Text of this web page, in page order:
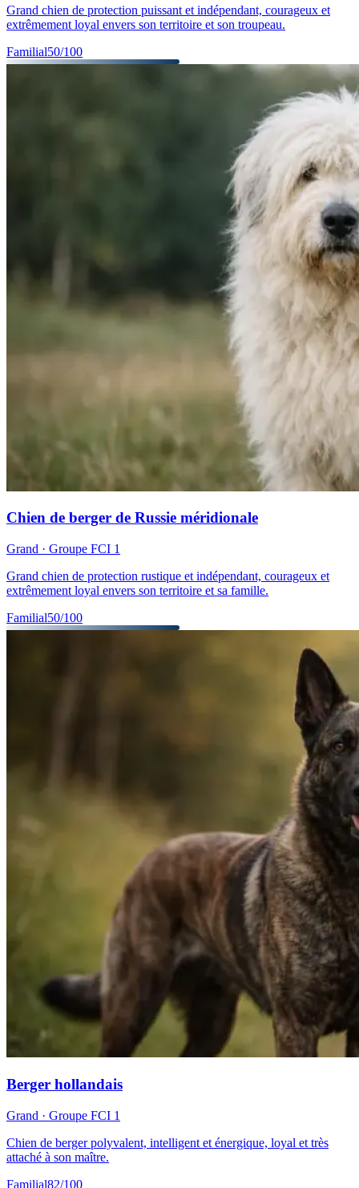
Grand chien de protection puissant et indépendant, courageux et
extrêmement loyal envers son territoire et son troupeau.
Familial50/100
Chien de berger de Russie méridionale
Grand · Groupe FCI 1
Grand chien de protection rustique et indépendant, courageux et
extrêmement loyal envers son territoire et sa famille.
Familial50/100
Berger hollandais
Grand · Groupe FCI 1
Chien de berger polyvalent, intelligent et énergique, loyal et très
attaché à son maître.
Familial82/100